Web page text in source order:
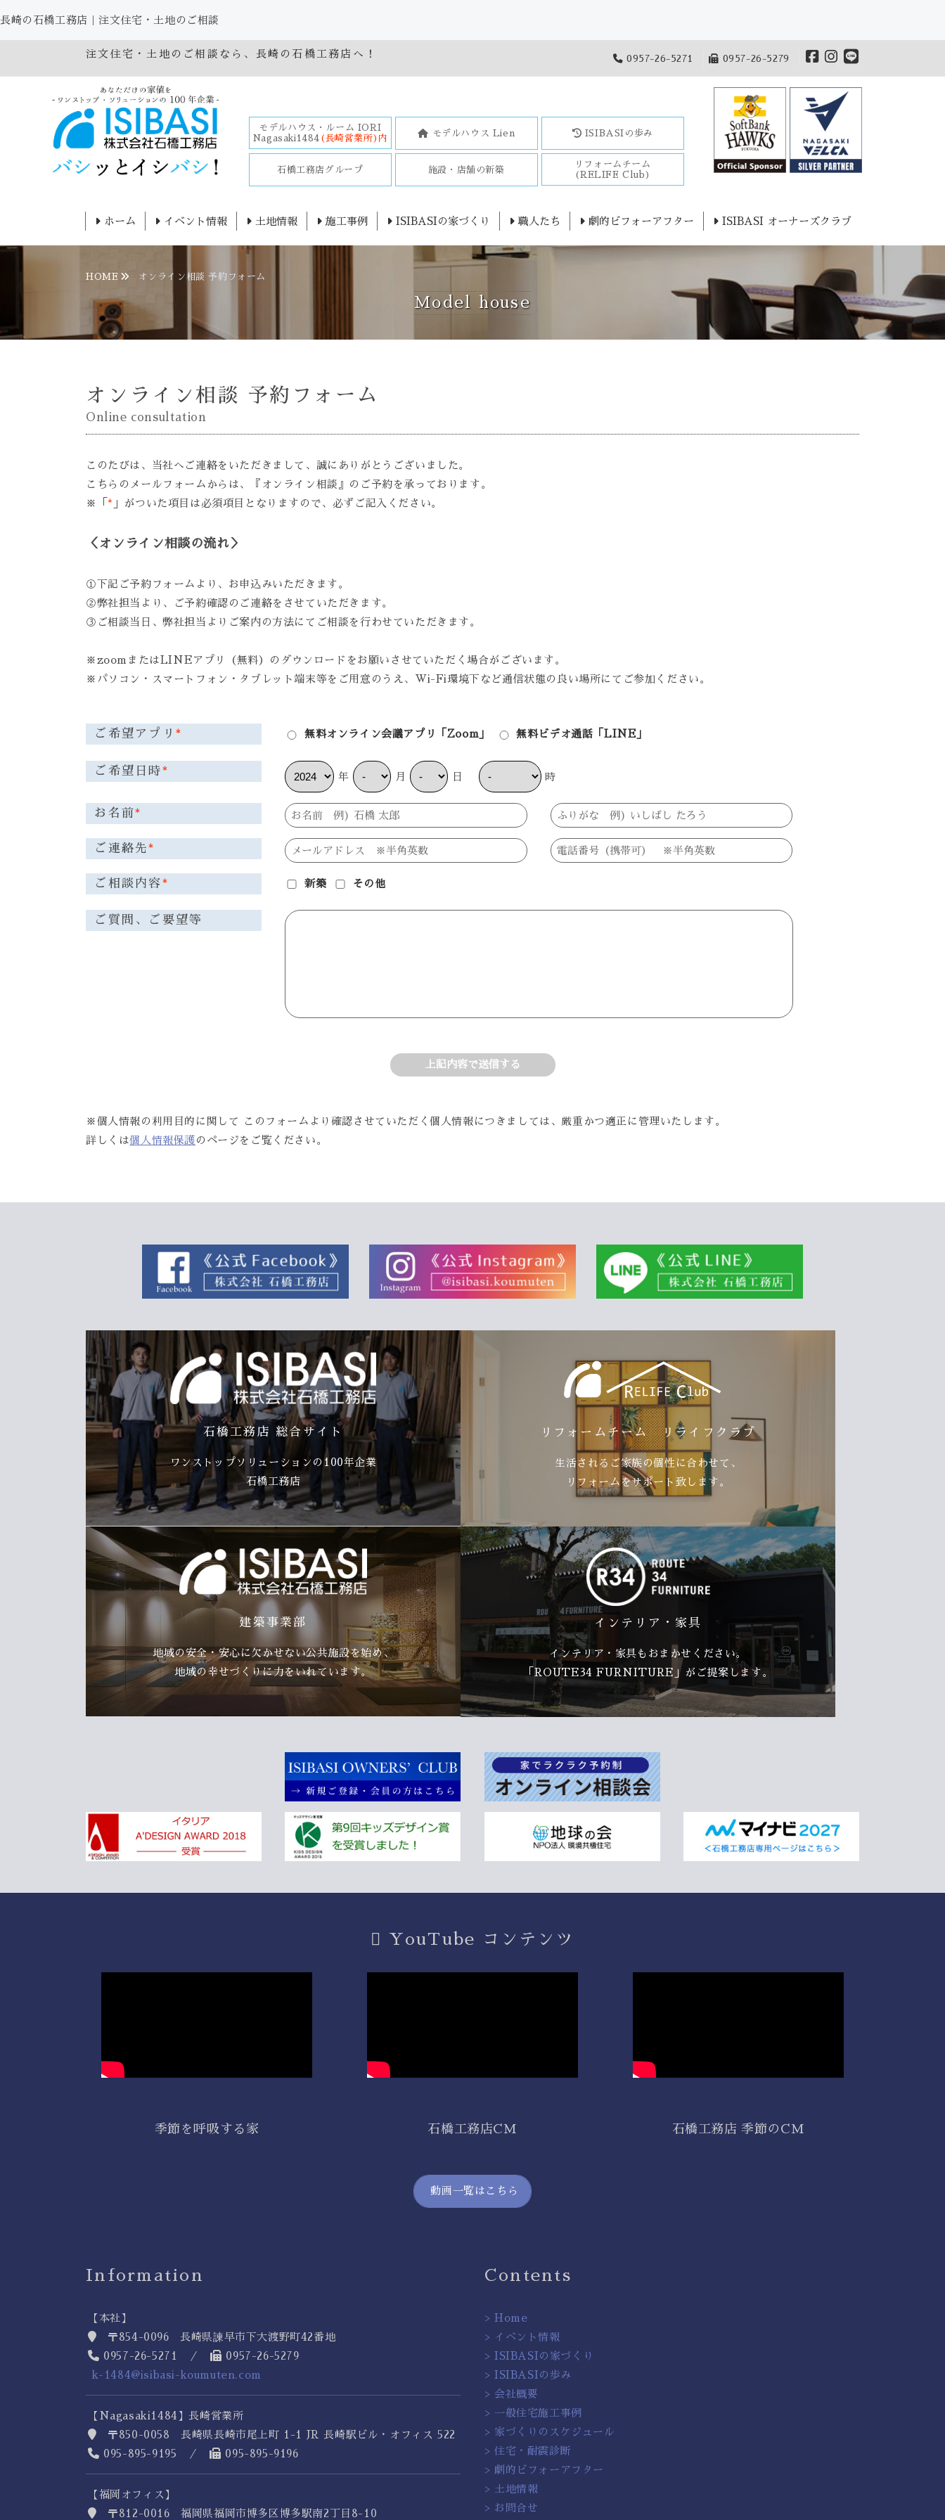
長崎の石橋工務店｜注文住宅・土地のご相談
注文住宅・土地のご相談なら、長崎の石橋工務店へ！ 0957-26-5271 0957-26-5279
モデルハウス・ルーム IORI
Nagasaki1484 (長崎営業所)内
モデルハウス Lien ISIBASIの歩み
石橋工務店グループ 施設・店舗の新築
リフォームチーム
(RELIFE Club)
ホーム イベント情報 土地情報 施工事例 ISIBASIの家づくり 職人たち 劇的ビフォーアフター ISIBASI オーナーズクラブ
HOME オンライン相談 予約フォーム
Model house
オンライン相談 予約フォーム
Online consultation
このたびは、当社へご連絡をいただきまして、誠にありがとうございました。
こちらのメールフォームからは、『オンライン相談』のご予約を承っております。
※「 * 」がついた項目は必須項目となりますので、必ずご記入ください。
＜オンライン相談の流れ＞
①下記ご予約フォームより、お申込みいただきます。
②弊社担当より、ご予約確認のご連絡をさせていただきます。
③ご相談当日、弊社担当よりご案内の方法にてご相談を行わせていただきます。
※zoomまたはLINEアプリ（無料）のダウンロードをお願いさせていただく場合がございます。
※パソコン・スマートフォン・タブレット端末等をご用意のうえ、Wi-Fi環境下など通信状態の良い場所にてご参加ください。
ご希望アプリ * 無料オンライン会議アプリ「Zoom」 無料ビデオ通話「LINE」
ご希望日時* 年 月 日 時
お名前*
ご連絡先*
ご相談内容 * 新築 その他
ご質問、ご要望等
上記内容で送信する
※個人情報の利用目的に関して このフォームより確認させていただく個人情報につきましては、厳重かつ適正に管理いたします。
詳しくは個人情報保護 のページをご覧ください。
石橋工務店 総合サイト
ワンストップソリューションの100年企業
石橋工務店
リフォームチーム リライフクラブ
生活されるご家族の個性に合わせて、
リフォームをサポート致します。
建築事業部
地域の安全・安心に欠かせない公共施設を始め、
地域の幸せづくりに力をいれています。
インテリア・家具
インテリア・家具もおまかせください。
「ROUTE34 FURNITURE」がご提案します。
YouTube コンテンツ
季節を呼吸する家 石橋工務店CM 石橋工務店 季節のCM
動画一覧はこちら
Information
【本社】
〒854-0096 長崎県諫早市下大渡野町42番地
0957-26-5271 ／
0957-26-5279
k-1484@isibasi-koumuten.com
【Nagasaki1484】長崎営業所
〒850-0058 長崎県長崎市尾上町 1-1 JR 長崎駅ビル・オフィス 522
095-895-9195 ／
095-895-9196
【福岡オフィス】
〒812-0016 福岡県福岡市博多区博多駅南2丁目8-10
Contents
> Home
> イベント情報
> ISIBASIの家づくり
> ISIBASIの歩み
> 会社概要
> 一般住宅施工事例
> 家づくりのスケジュール
> 住宅・耐震診断
> 劇的ビフォーアフター
> 土地情報
> お問合せ